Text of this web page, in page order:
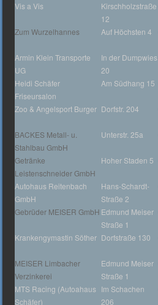
Vis a Vis
Kirschholzstraße
12
Zum Wurzelhannes
Auf Höchsten 4
Armin Klein Transporte
UG
In der Dumpwies
20
Heidi Schäfer
Friseursalon
Am Südhang 15
Zoo & Angelsport Burger Dorfstr. 204
BACKES Metall- u.
Stahlbau GmbH
Unterstr. 25a
Getränke
Leistenschneider GmbH
Hoher Staden 5
Autohaus Reitenbach
GmbH
Hans-Schardt-
Straße 2
Gebrüder MEISER GmbH Edmund Meiser
Straße 1
Krankengymastin Söther Dorfstraße 130
MEISER Limbacher
Verzinkerei
Edmund Meiser
Straße 1
MTS Racing (Autoahaus
Schäfer)
Im Schachen
206